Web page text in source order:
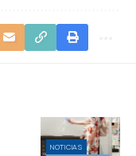
NOTICIAS